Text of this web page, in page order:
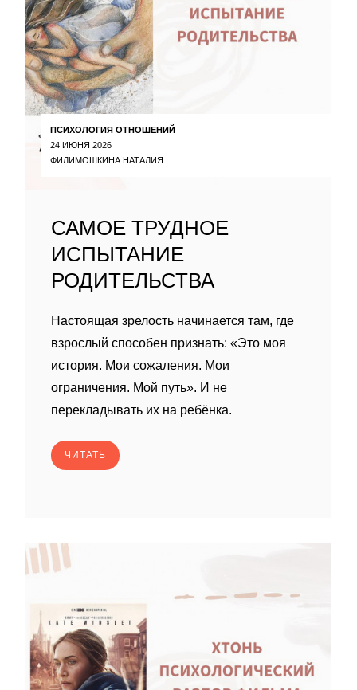
ПСИХОЛОГИЯ ОТНОШЕНИЙ
24 ИЮНЯ 2026
ФИЛИМОШКИНА НАТАЛИЯ
САМОЕ ТРУДНОЕ
ИСПЫТАНИЕ
РОДИТЕЛЬСТВА
Настоящая зрелость начинается там, где
взрослый способен признать: «Это моя
история. Мои сожаления. Мои
ограничения. Мой путь». И не
перекладывать их на ребёнка.
ЧИТАТЬ